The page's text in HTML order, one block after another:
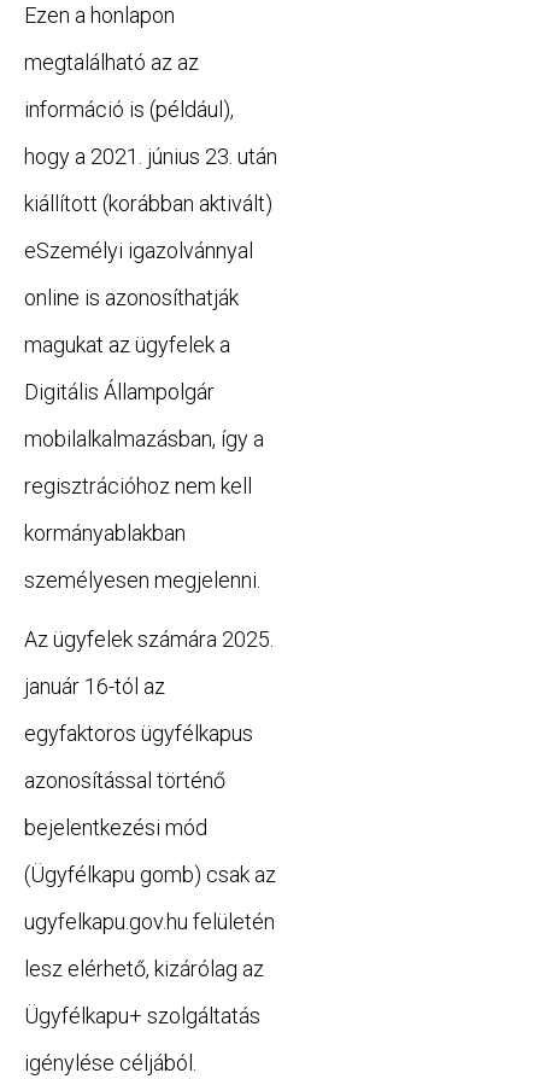
Ezen a honlapon
megtalálható az az
információ is (például),
hogy a 2021. június 23. után
kiállított (korábban aktivált)
eSzemélyi igazolvánnyal
online is azonosíthatják
magukat az ügyfelek a
Digitális Állampolgár
mobilalkalmazásban, így a
regisztrációhoz nem kell
kormányablakban
személyesen megjelenni.
Az ügyfelek számára 2025.
január 16-tól az
egyfaktoros ügyfélkapus
azonosítással történő
bejelentkezési mód
(Ügyfélkapu gomb) csak az
ugyfelkapu.gov.hu felületén
lesz elérhető, kizárólag az
Ügyfélkapu+ szolgáltatás
igénylése céljából.